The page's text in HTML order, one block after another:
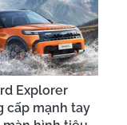
Explorer
cấp mạnh tay